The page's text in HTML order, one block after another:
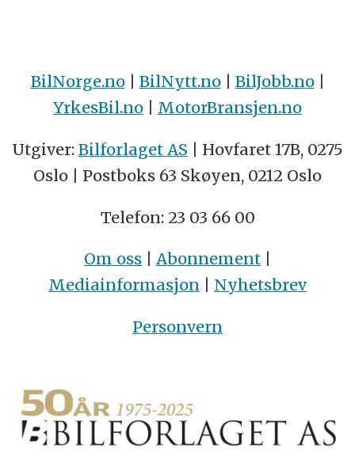
BilNorge.no| BilNytt.no| BilJobb.no|
YrkesBil.no | MotorBransjen.no
Utgiver: Bilforlaget AS | Hovfaret 17B, 0275
Oslo | Postboks 63 Skøyen, 0212 Oslo
Telefon: 23 03 66 00
Om oss Abonnement
Mediainformasjon
Nyhetsbrev
Personvern